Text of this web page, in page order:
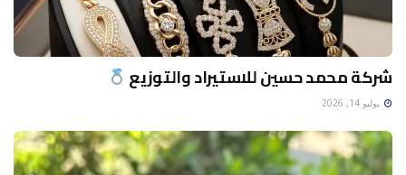
شركة محمد حسين للاستيراد والتوزيع
يوليو 14, 2026